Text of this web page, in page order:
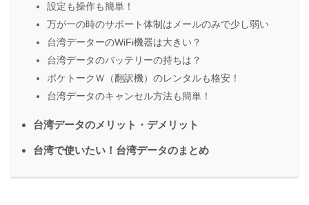
設定も操作も簡単！
万が一の時のサポート体制はメールのみで少し弱い
台湾データーのWiFi機器は大きい？
台湾データのバッテリーの持ちは？
ポケトークＷ（翻訳機）のレンタルも格安！
台湾データのキャンセル方法も簡単！
台湾データのメリット・デメリット
台湾で使いたい！台湾データのまとめ